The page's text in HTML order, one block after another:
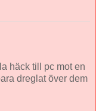
häck till pc mot en
dreglat över dem